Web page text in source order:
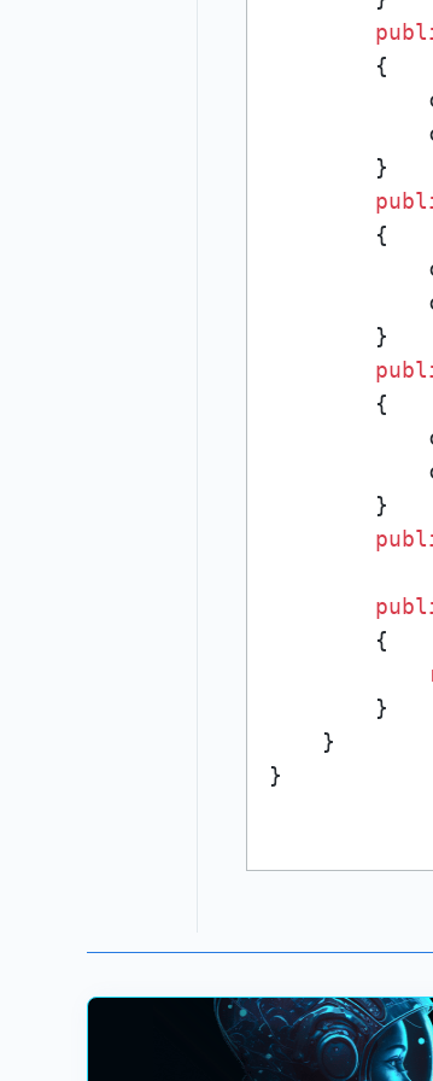
        {
        }
        {
        }
        {
        }
        {
        }
    }